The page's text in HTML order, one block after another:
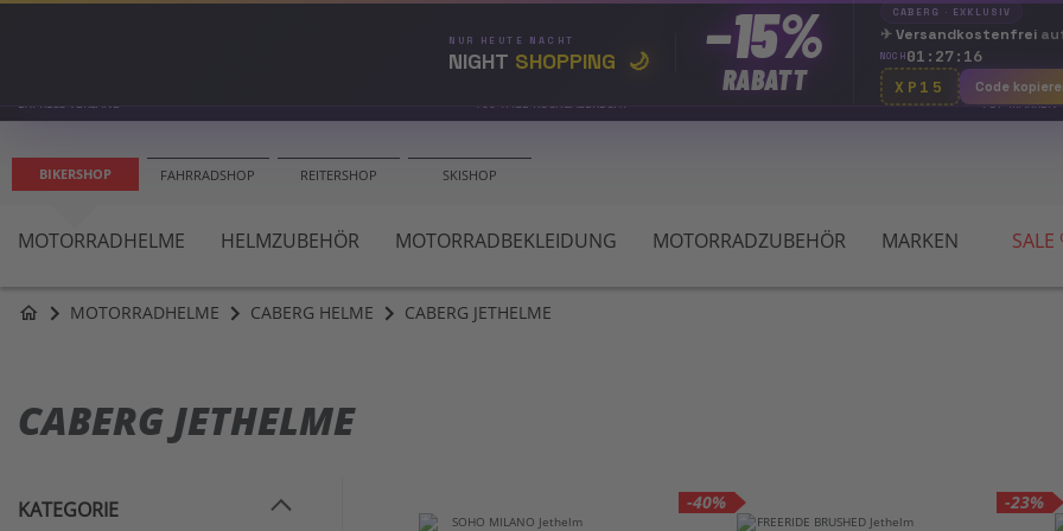
NUR HEUTE NACHT
NIGHT SHOPPING 🌙 −15%
RABATT
CABERG · EXKLUSIV
✈Versandkostenfrei
NOCH 01:27:16
XP15
Code
EXPRESS VERSAND 100 TAGE RÜCKGABERECHT TOP MARKEN
BIKERSHOP FAHRRADSHOP REITERSHOP SKISHOP
MOTORRADHELME HELMZUBEHÖR MOTORRADBEKLEIDUNG MOTORRADZUBEHÖR MARKEN SALE
home MOTORRADHELME CABERG HELME CABERG JETHELME
CABERG JETHELME
-40% -23%
KATEGORIE